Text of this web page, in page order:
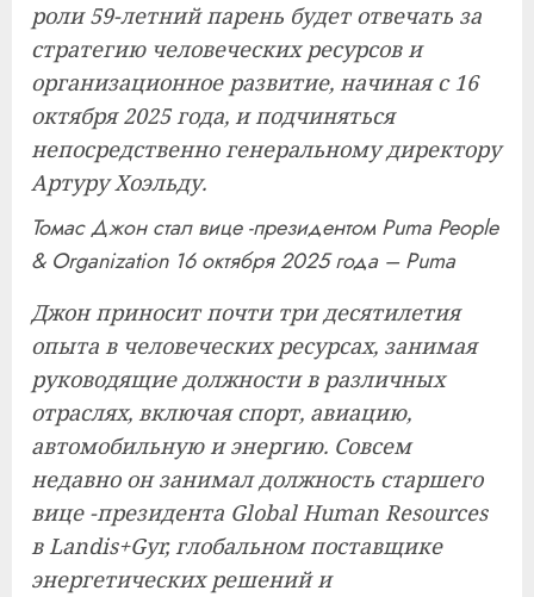
роли 59-летний парень будет отвечать за
стратегию человеческих ресурсов и
организационное развитие, начиная с 16
октября 2025 года, и подчиняться
непосредственно генеральному директору
Артуру Хоэльду.
Томас Джон стал вице -президентом Puma People
& Organization 16 октября 2025 года – Puma
Джон приносит почти три десятилетия
опыта в человеческих ресурсах, занимая
руководящие должности в различных
отраслях, включая спорт, авиацию,
автомобильную и энергию. Совсем
недавно он занимал должность старшего
вице -президента Global Human Resources
в Landis+Gyr, глобальном поставщике
энергетических решений и